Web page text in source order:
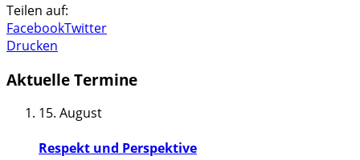
Teilen auf:
FacebookTwitter
Drucken
Aktuelle Termine
15. August
Respekt und Perspektive